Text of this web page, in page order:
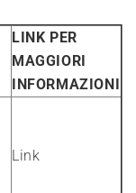
LINK PER
MAGGIORI
INFORMAZIONI
Link